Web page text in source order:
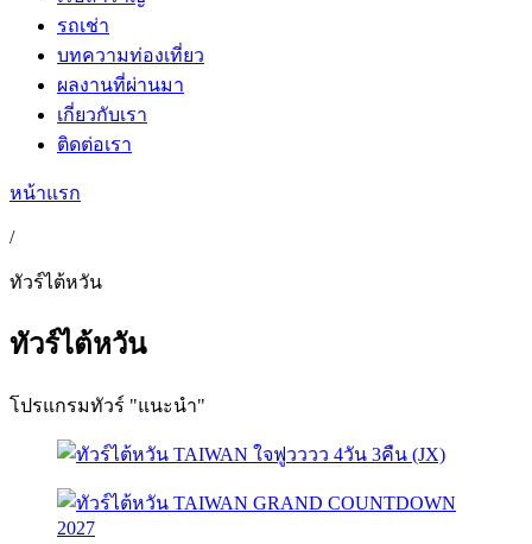
รถเช่า
บทความท่องเที่ยว
ผลงานที่ผ่านมา
เกี่ยวกับเรา
ติดต่อเรา
หน้าแรก
/
ทัวร์ไต้หวัน
ทัวร์ไต้หวัน
โปรแกรมทัวร์ "แนะนำ"